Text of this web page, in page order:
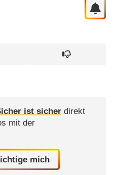
ist sicherdirekt
mit der
mich